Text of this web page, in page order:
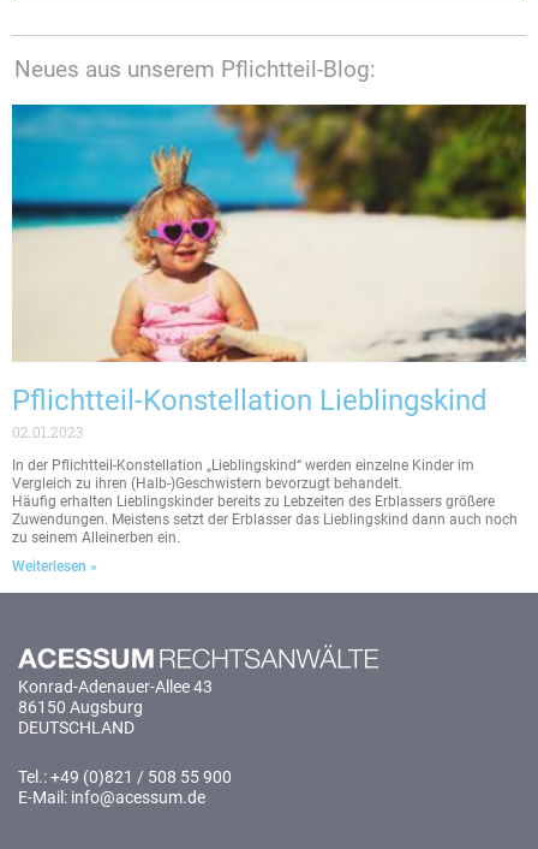
Neues aus unserem Pflichtteil-Blog:
Pflichtteil-Konstellation Lieblingskind
02.01.2023
In der Pflichtteil-Konstellation „Lieblingskind“ werden einzelne Kinder im
Vergleich zu ihren (Halb-)Geschwistern bevorzugt behandelt.
Häufig erhalten Lieblingskinder bereits zu Lebzeiten des Erblassers größere
Zuwendungen. Meistens setzt der Erblasser das Lieblingskind dann auch noch
zu seinem Alleinerben ein.
Weiterlesen »
Konrad-Adenauer-Allee 43
86150 Augsburg
DEUTSCHLAND
Tel.: +49 (0)821 / 508 55 900
E-Mail: info@acessum.de